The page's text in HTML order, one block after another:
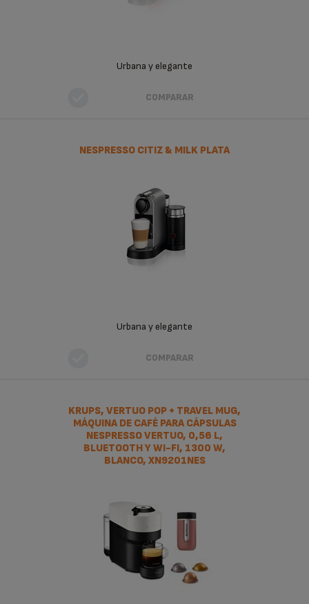
COMPARAR
Urbana y elegante
COMPARAR
NESPRESSO CITIZ & MILK PLATA
Urbana y elegante
KRUPS, VERTUO POP + TRAVEL MUG,
MÁQUINA DE CAFÉ PARA CÁPSULAS
NESPRESSO VERTUO, 0,56 L,
BLUETOOTH Y WI-FI, 1300 W,
BLANCO, XN9201NES